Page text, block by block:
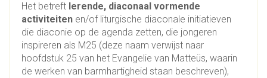
Het betreft lerende, diaconaal vormende
activiteiten en/of liturgische diaconale initiatieven
die diaconie op de agenda zetten, die jongeren
inspireren als M25 (deze naam verwijst naar
hoofdstuk 25 van het Evangelie van Matteüs, waarin
de werken van barmhartigheid staan beschreven),